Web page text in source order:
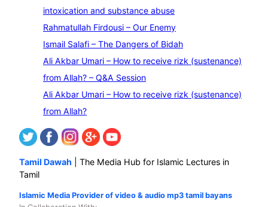
intoxication and substance abuse
Rahmatullah Firdousi – Our Enemy
Ismail Salafi – The Dangers of Bidah
Ali Akbar Umari – How to receive rizk (sustenance)
from Allah? – Q&A Session
Ali Akbar Umari – How to receive rizk (sustenance)
from Allah?
Tamil Dawah | The Media Hub for Islamic Lectures in
Tamil
Islamic Media Provider of video & audio mp3 tamil bayans